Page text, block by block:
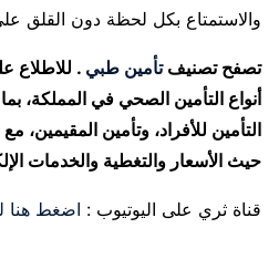
والاستمتاع بكل لحظة دون القلق
تصفح تصنيفتأمين طبي . للاطلاع
أنواع التأمين الصحي في المملكة،
التأمين للأفراد، وتأمين
حيث الأسعار والتغطية والخدمات
قناة ثري على اليوتيوب : اضغط هنا